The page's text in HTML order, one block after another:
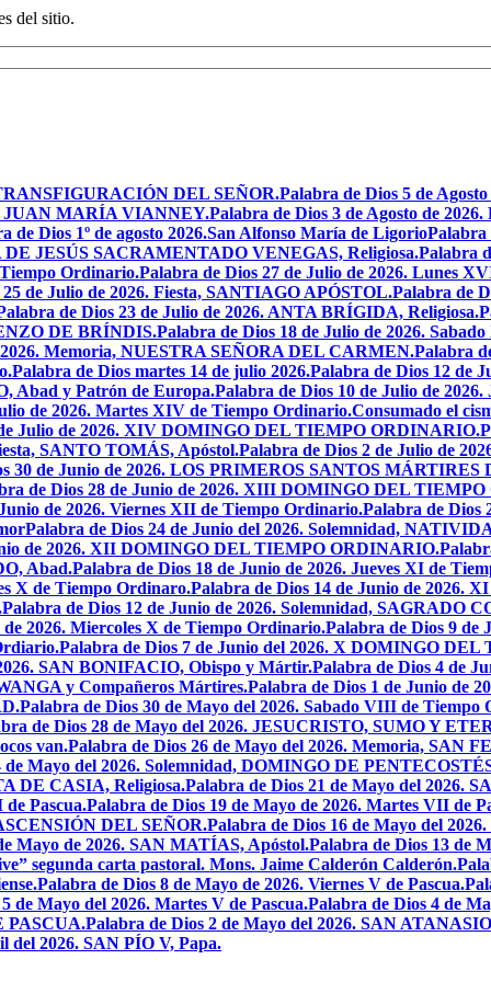
del sitio.
DEL SEÑOR.Palabra de Dios 5 de
JUAN MARÍA VIANNEY.Palabra de Dios 3 de Agosto de
de Dios 1º de agosto 2026.San Alfonso María de LigorioPalabra
JESÚS SACRAMENTADO VENEGAS, Religiosa.Palabra
Ordinario.Palabra de Dios 27 de Julio de 2026. Lunes
de Julio de 2026. Fiesta, SANTIAGO APÓSTOL.Palabra de
de Dios 23 de Julio de 2026. ANTA BRÍGIDA, Religiosa.
DE BRÍNDIS.Palabra de Dios 18 de Julio de 2026.
2026. Memoria, NUESTRA SEÑORA DEL CARMEN.Palabra
Palabra de Dios martes 14 de julio 2026.Palabra de Dios 12 de
Abad y Patrón de Europa.Palabra de Dios 10 de Julio de
de 2026. Martes XIV de Tiempo Ordinario.Consumado el
Julio de 2026. XIV DOMINGO DEL TIEMPO ORDINARIO.
SANTO TOMÁS, Apóstol.Palabra de Dios 2 de Julio de
30 de Junio de 2026. LOS PRIMEROS SANTOS
de Dios 28 de Junio de 2026. XIII DOMINGO DEL
de 2026. Viernes XII de Tiempo Ordinario.Palabra de Dios
Palabra de Dios 24 de Junio del 2026. Solemnidad,
de 2026. XII DOMINGO DEL TIEMPO ORDINARIO.
Abad.Palabra de Dios 18 de Junio de 2026. Jueves XI de
X de Tiempo Ordinaro.Palabra de Dios 14 de Junio de
Palabra de Dios 12 de Junio de 2026. Solemnidad, SAGRADO
2026. Miercoles X de Tiempo Ordinario.Palabra de Dios 9 de
Palabra de Dios 7 de Junio del 2026. X DOMINGO
SAN BONIFACIO, Obispo y Mártir.Palabra de Dios 4 de
y Compañeros Mártires.Palabra de Dios 1 de Junio de
Palabra de Dios 30 de Mayo del 2026. Sabado VIII de Tiempo
de Dios 28 de Mayo del 2026. JESUCRISTO, SUMO Y
van.Palabra de Dios 26 de Mayo del 2026. Memoria, SAN
de Mayo del 2026. Solemnidad, DOMINGO DE
DE CASIA, Religiosa.Palabra de Dios 21 de Mayo del 2026.
Pascua.Palabra de Dios 19 de Mayo de 2026. Martes VII de
DEL SEÑOR.Palabra de Dios 16 de Mayo del
Mayo de 2026. SAN MATÍAS, Apóstol.Palabra de Dios 13 de
segunda carta pastoral. Mons. Jaime Calderón Calderón.
Palabra de Dios 8 de Mayo de 2026. Viernes V de Pascua.
de Mayo del 2026. Martes V de Pascua.Palabra de Dios 4 de
PASCUA.Palabra de Dios 2 de Mayo del 2026. SAN
del 2026. SAN PÍO V, Papa.